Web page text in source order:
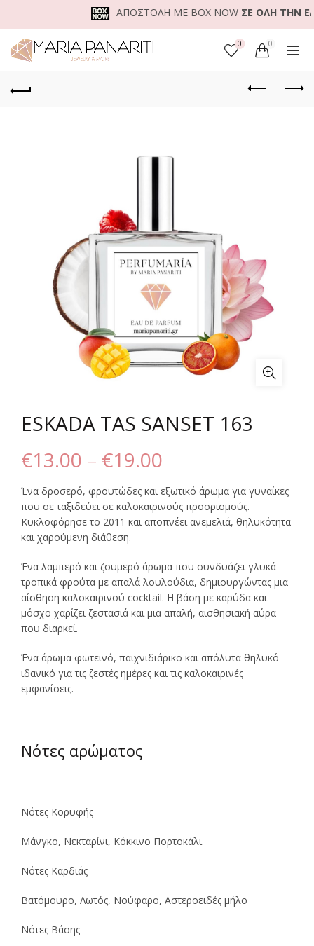
ΑΠΟΣΤΟΛΗ ΜΕ BOX NOWΣΕ ΟΛΗ ΤΗΝ
0 0
ESKADA TAS SANSET 163
€13.00 – €19.00
range:
€13.00
€19.00
Ένα δροσερό, φρουτώδες και εξωτικό άρωμα για γυναίκες
που σε ταξιδεύει σε καλοκαιρινούς προορισμούς.
Κυκλοφόρησε το 2011 και αποπνέει ανεμελιά, θηλυκότητα
και χαρούμενη διάθεση.
Ένα λαμπερό και ζουμερό άρωμα που συνδυάζει γλυκά
τροπικά φρούτα με απαλά λουλούδια, δημιουργώντας μια
αίσθηση καλοκαιρινού cocktail. Η βάση με καρύδα και
μόσχο χαρίζει ζεστασιά και μια απαλή, αισθησιακή αύρα
που διαρκεί.
Ένα άρωμα φωτεινό, παιχνιδιάρικο και απόλυτα θηλυκό —
ιδανικό για τις ζεστές ημέρες και τις καλοκαιρινές
εμφανίσεις.
Νότες αρώματος
Νότες Κορυφής
Μάνγκο, Νεκταρίνι, Κόκκινο Πορτοκάλι
Νότες Καρδιάς
Βατόμουρο, Λωτός, Νούφαρο, Αστεροειδές μήλο
Νότες Βάσης